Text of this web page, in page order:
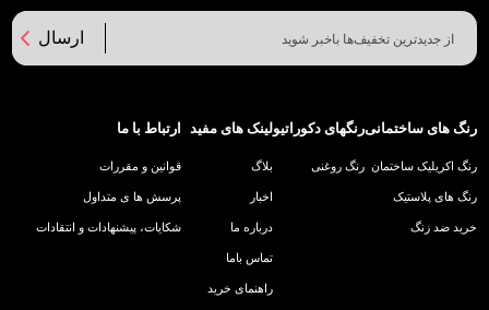
ارسال
رنگ های ساختمانی
رنگ اکریلیک ساختمان
رنگ های پلاستیک
خرید ضد زنگ
رنگهای دکوراتیو
رنگ روغنی
لینک های مفید
بلاگ
اخبار
درباره ما
تماس باما
راهنمای خرید
ارتباط با ما
قوانین و مقررات
پرسش ها ی متداول
شکایات، پیشنهادات و انتقادات